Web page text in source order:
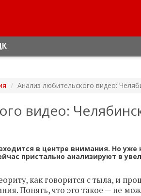
Анализ любительского видео:
видео:
в центре внимания. Но уже
пристально анализируют в
как говорится с тыла, и
Понять, что это такое — не